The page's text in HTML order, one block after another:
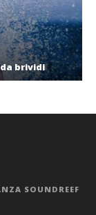
brividi
SOUNDREEF